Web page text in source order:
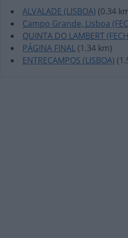
ALVALADE (LISBOA) (0.34
Campo Grande, Lisboa
QUINTA DO LAMBERT
PÁGINA FINAL (1.34 km)
ENTRECAMPOS (LISBOA)